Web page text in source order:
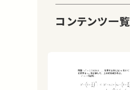
コンテンツ一覧